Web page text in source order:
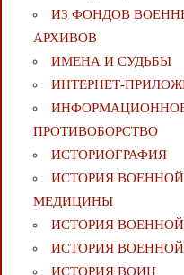
ИЗ ФОНДОВ
АРХИВОВ
ИМЕНА И СУДЬБЫ
ИНТЕРНЕТ-
ПРОТИВОБОРСТВО
ИСТОРИОГРАФИЯ
ИСТОРИЯ ВОЕННОЙ
МЕДИЦИНЫ
ИСТОРИЯ
ИСТОРИЯ ВОЕННОЙ
ИСТОРИЯ ВОИН